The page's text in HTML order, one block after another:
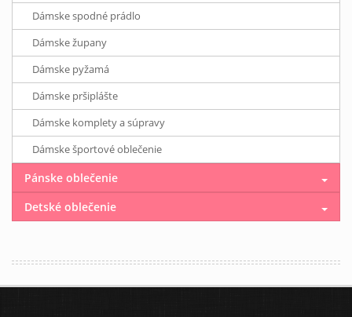
Dámske spodné prádlo
Dámske župany
Dámske pyžamá
Dámske pršiplášte
Dámske komplety a súpravy
Dámske športové oblečenie
Pánske oblečenie
Detské oblečenie